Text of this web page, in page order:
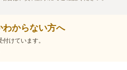
わからない方へ
けています。